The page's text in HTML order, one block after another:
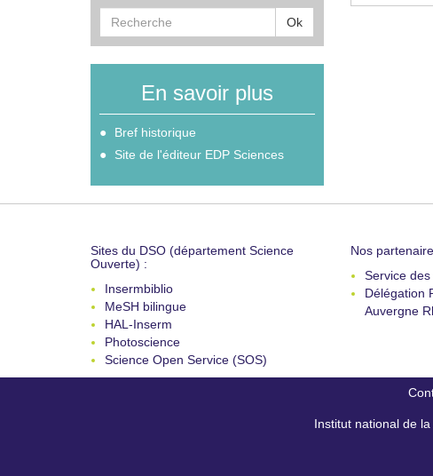
Ok
En savoir plus
Bref historique
Site de l'éditeur EDP Sciences
Sites du DSO (département Science
Ouverte) :
Insermbiblio
MeSH bilingue
HAL-Inserm
Photoscience
Science Open Service (SOS)
Nos
Service
Délégation
Auvergne
Institut national de